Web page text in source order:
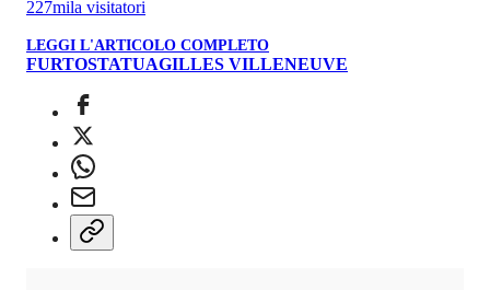
227mila visitatori
LEGGI L'ARTICOLO COMPLETO
FURTOSTATUAGILLES VILLENEUVE